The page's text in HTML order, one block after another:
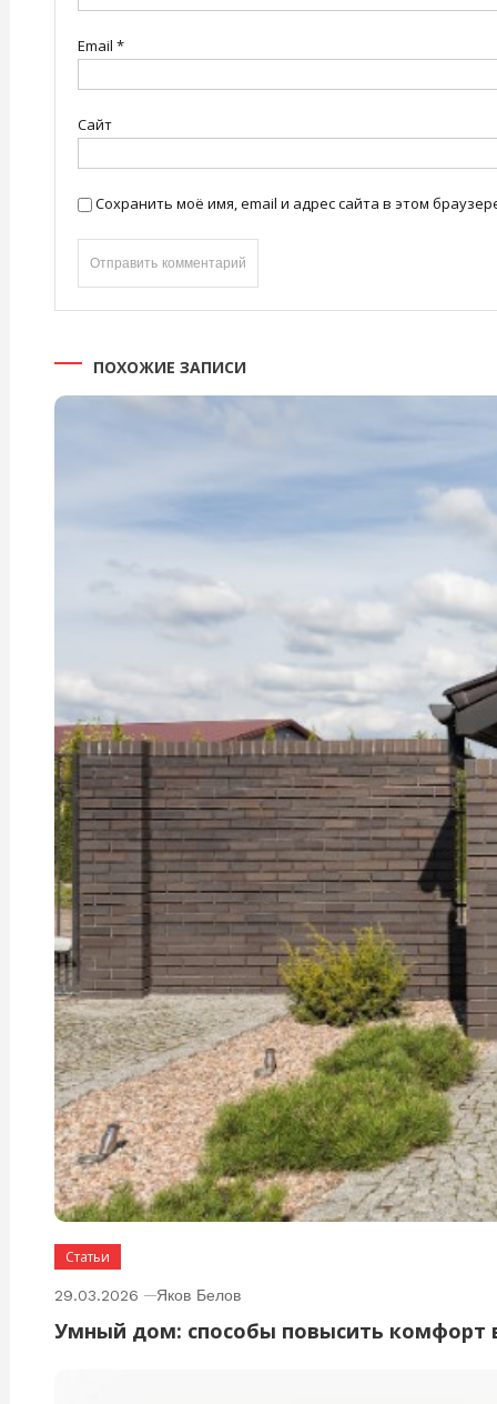
Email *
Сайт
Сохранить моё имя, email и адрес сайта в этом
ПОХОЖИЕ ЗАПИСИ
Статьи
29.03.2026 Яков Белов
Умный дом: способы повысить комфорт